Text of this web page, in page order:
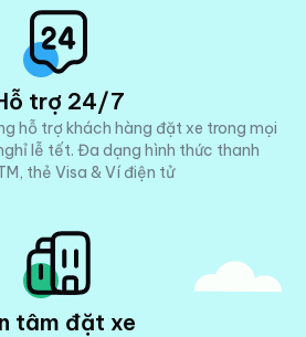
trợ 24/7
hỗ trợ khách hàng đặt xe trong mọi
lễ tết. Đa dạng hình thức thanh
thẻ Visa & Ví điện tử
tâm đặt xe